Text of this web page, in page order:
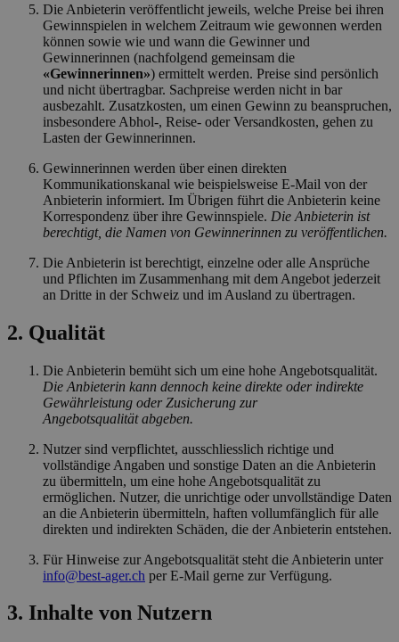
Die Anbieterin veröffentlicht jeweils, welche Preise bei ihren
Gewinnspielen in welchem Zeitraum wie gewonnen werden
können sowie wie und wann die Gewinner und
Gewinnerinnen (nachfolgend gemeinsam die
«Gewinnerinnen») ermittelt werden. Preise sind persönlich
und nicht übertragbar. Sachpreise werden nicht in bar
ausbezahlt. Zusatzkosten, um einen Gewinn zu beanspruchen,
insbesondere Abhol-, Reise- oder Versandkosten, gehen zu
Lasten der Gewinnerinnen.
Gewinnerinnen werden über einen direkten
Kommunikationskanal wie beispielsweise E-Mail von der
Anbieterin informiert. Im Übrigen führt die Anbieterin keine
Korrespondenz über ihre Gewinnspiele. Die Anbieterin ist
berechtigt, die Namen von Gewinnerinnen zu veröffentlichen.
Die Anbieterin ist berechtigt, einzelne oder alle Ansprüche
und Pflichten im Zusammenhang mit dem Angebot jederzeit
an Dritte in der Schweiz und im Ausland zu übertragen.
2. Qualität
Die Anbieterin bemüht sich um eine hohe Angebotsqualität.
Die Anbieterin kann dennoch keine direkte oder indirekte
Gewährleistung oder Zusicherung zur
Angebotsqualität abgeben.
Nutzer sind verpflichtet, ausschliesslich richtige und
vollständige Angaben und sonstige Daten an die Anbieterin
zu übermitteln, um eine hohe Angebotsqualität zu
ermöglichen. Nutzer, die unrichtige oder unvollständige Daten
an die Anbieterin übermitteln, haften vollumfänglich für alle
direkten und indirekten Schäden, die der Anbieterin entstehen.
Für Hinweise zur Angebotsqualität steht die Anbieterin unter
info@best-ager.ch per E-Mail gerne zur Verfügung.
3. Inhalte von Nutzern